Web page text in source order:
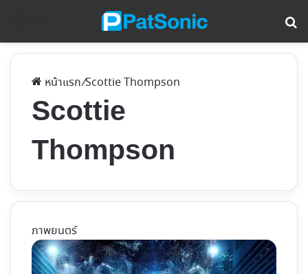
หน้าแรก/Scottie Thompson
Scottie
Thompson
ภาพยนตร์